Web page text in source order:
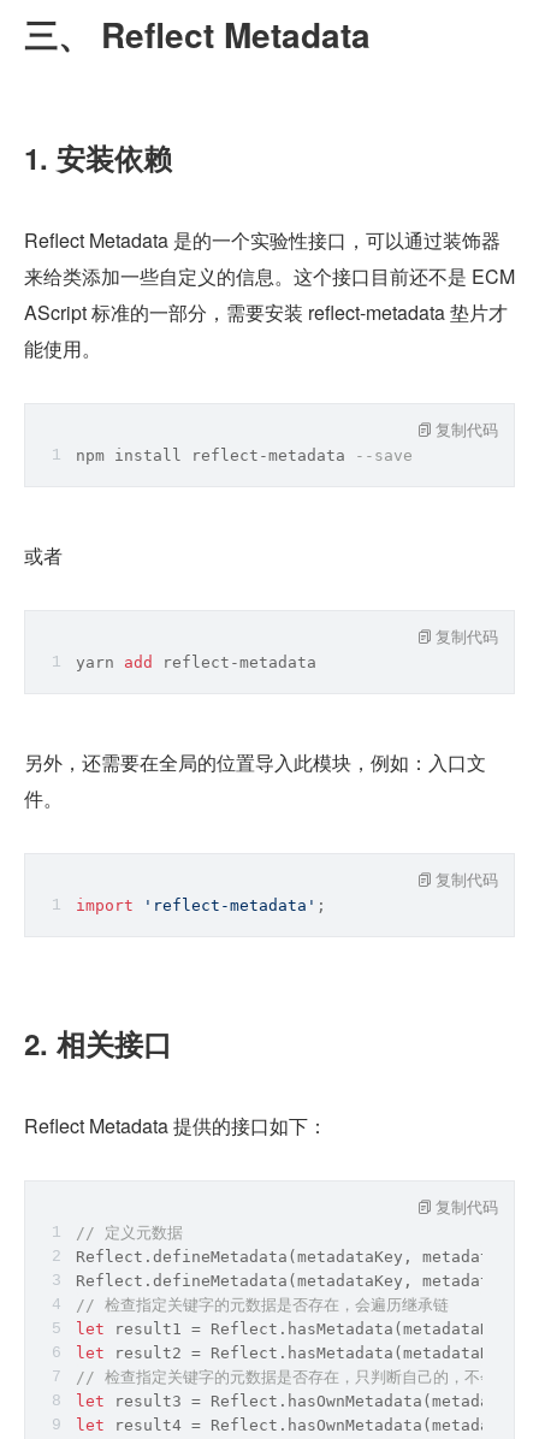
三、 Reflect Metadata
1. 安装依赖
Reflect Metadata 是的一个实验性接口，可以通过装饰器
来给类添加一些自定义的信息。这个接口目前还不是 ECM
AScript 标准的一部分，需要安装 reflect-metadata 垫片才
能使用。
npm install reflect -metadata --save
复制代码
或者
yarn add reflect-metadata
复制代码
另外，还需要在全局的位置导入此模块，例如：入口文
件。
import 'reflect-metadata' ;
复制代码
2. 相关接口
Reflect Metadata 提供的接口如下：
// 定义元数据
Reflect .defineMetadata(metadataKey,
Reflect .defineMetadata(metadataKey,
// 检查指定关键字的元数据是否存在，会遍历继承链
let result1 = Reflect
let result2 = Reflect
// 检查指定关键字的元数据是否存在，只判断自己的，不会遍历
let result3 = Reflect
let result4 = Reflect
复制代码